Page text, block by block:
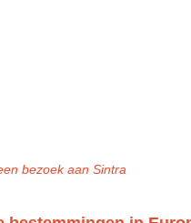
bezoek aan Sintra